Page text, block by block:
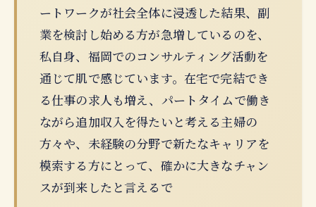
ートワークが社会全体に浸透した結果、副
業を検討し始める方が急増しているのを、
私自身、福岡でのコンサルティング活動を
通じて肌で感じています。在宅で完結でき
る仕事の求人も増え、パートタイムで働き
ながら追加収入を得たいと考える主婦の
方々や、未経験の分野で新たなキャリアを
模索する方にとって、確かに大きなチャン
スが到来したと言えるで